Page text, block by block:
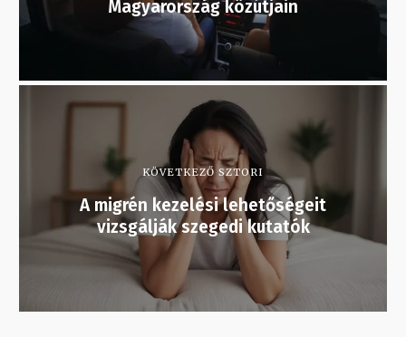
Magyarország közútjain
KÖVETKEZŐ SZTORI
A migrén kezelési lehetőségeit
vizsgálják szegedi kutatók